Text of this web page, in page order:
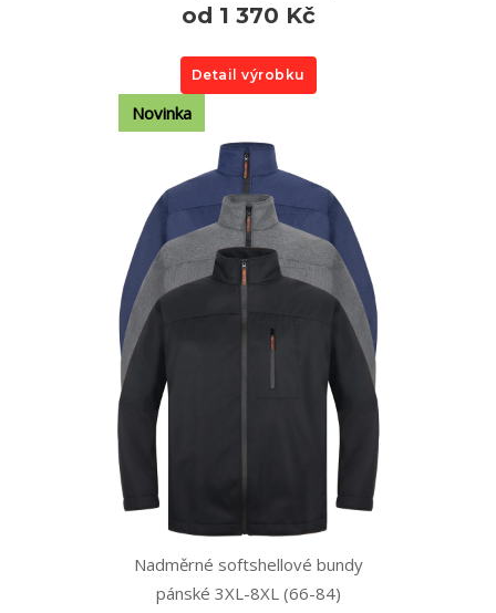
od 1 370 Kč
Detail výrobku
Novinka
Nadměrné softshellové bundy
pánské 3XL-8XL (66-84)